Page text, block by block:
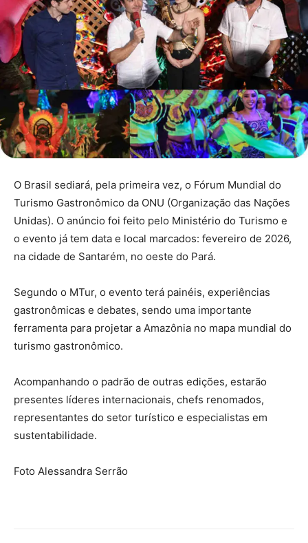
O Brasil sediará, pela primeira vez, o Fórum Mundial do
Turismo Gastronômico da ONU (Organização das Nações
Unidas). O anúncio foi feito pelo Ministério do Turismo e
o evento já tem data e local marcados: fevereiro de 2026,
na cidade de Santarém, no oeste do Pará.
Segundo o MTur, o evento terá painéis, experiências
gastronômicas e debates, sendo uma importante
ferramenta para projetar a Amazônia no mapa mundial do
turismo gastronômico.
Acompanhando o padrão de outras edições, estarão
presentes líderes internacionais, chefs renomados,
representantes do setor turístico e especialistas em
sustentabilidade.
Foto Alessandra Serrão